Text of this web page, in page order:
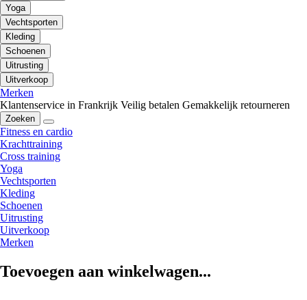
Yoga
Vechtsporten
Kleding
Schoenen
Uitrusting
Uitverkoop
Merken
Klantenservice in Frankrijk Veilig betalen Gemakkelijk retourneren
Zoeken
Fitness en cardio
Krachttraining
Cross training
Yoga
Vechtsporten
Kleding
Schoenen
Uitrusting
Uitverkoop
Merken
Toevoegen aan winkelwagen...